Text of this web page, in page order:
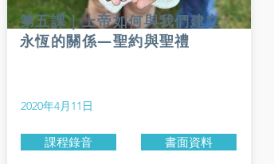
第五課｜上帝如何與我們建立
永恆的關係—聖約與聖禮
2020年4月11日
課程錄音 書面資料